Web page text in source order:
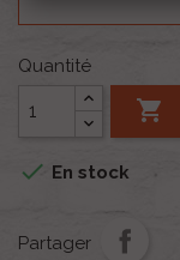
Quantité

 En stock
Partager